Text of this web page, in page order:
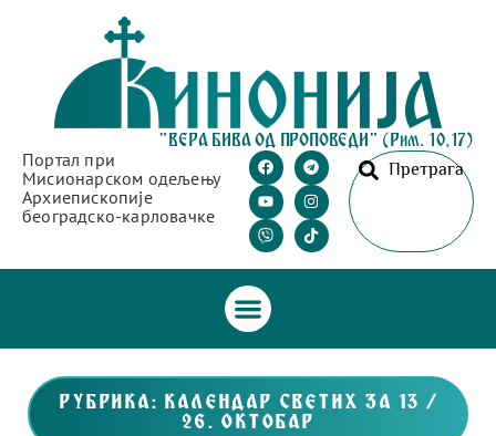
"ВЕРА БИВА ОД ПРОПОВЕДИ" (Рим. 10,17)
Портал при
Мисионарском одељењу
Архиепископије
београдско-карловачке
Претрага
РУБРИКА: КАЛЕНДАР СВЕТИХ ЗА 13 /
26. ОКТОБАР